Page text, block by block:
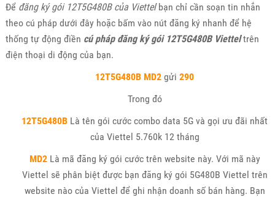
Để đăng ký gói 12T5G480B của Viettelbạn chỉ cần soạn tin nhắn
theo cú pháp dưới đây hoặc bấm vào nút đăng ký nhanh để hệ
thống tự động điền cú pháp đăng ký gói 12T5G480B Vietteltrên
điện thoại di động của bạn.
12T5G480B MD2 gửi 290
Trong đó
12T5G480B Là tên gói cước combo data 5G và gọi ưu đãi nhất
của Viettel 5.760k 12 tháng
MD2 Là mã đăng ký gói cước trên website này. Với mã này
Viettel sẽ phân biệt được bạn đăng ký gói 5G480B Viettel trên
website nào của Viettel để ghi nhận doanh số bán hàng. Bạn